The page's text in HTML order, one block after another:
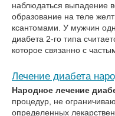
наблюдаться выпадение
образование на теле
ксантомами. У мужчин
диабета 2-го типа
которое связанно с
Лечение диабета
Народное лечение
процедур, не
определенных